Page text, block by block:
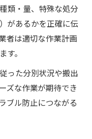
類・量、特殊な処分
があるかを正確に伝
者は適切な作業計画
す。
った分別状況や搬出
ズな作業が期待でき
ブル防止につながる